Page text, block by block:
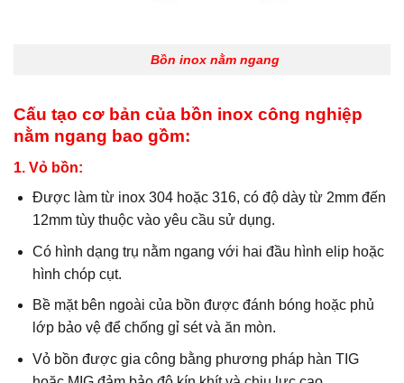
Bồn inox nằm ngang
Cấu tạo cơ bản của bồn inox công nghiệp
nằm ngang bao gồm:
1. Vỏ bồn:
Được làm từ inox 304 hoặc 316, có độ dày từ 2mm đến
12mm tùy thuộc vào yêu cầu sử dụng.
Có hình dạng trụ nằm ngang với hai đầu hình elip hoặc
hình chóp cụt.
Bề mặt bên ngoài của bồn được đánh bóng hoặc phủ
lớp bảo vệ để chống gỉ sét và ăn mòn.
Vỏ bồn được gia công bằng phương pháp hàn TIG